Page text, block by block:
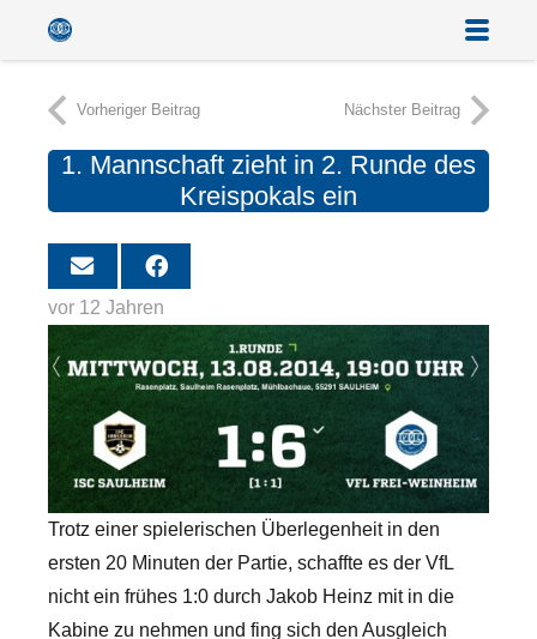
Vorheriger Beitrag Nächster Beitrag
1. Mannschaft zieht in 2. Runde des
Kreispokals ein
vor 12 Jahren
Trotz einer spielerischen Überlegenheit in den
ersten 20 Minuten der Partie, schaffte es der VfL
nicht ein frühes 1:0 durch Jakob Heinz mit in die
Kabine zu nehmen und fing sich den Ausgleich